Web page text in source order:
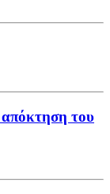
του